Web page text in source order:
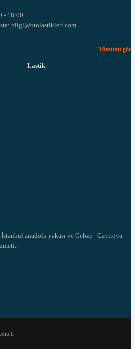
- 18:00
bilgi@otolastikleri.com
Tümünü gör
Lastik
anadolu yakası ve Gebze - Çayırova